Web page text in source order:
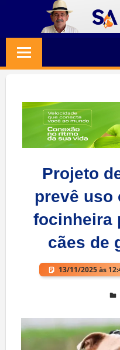
content
Jornalismo
Credibilidade
Projeto
prevê uso
focinheira
cães de
13/11/2025 às